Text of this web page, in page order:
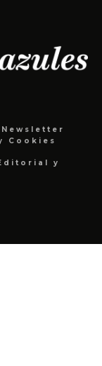
Newsletter
Cookies
y